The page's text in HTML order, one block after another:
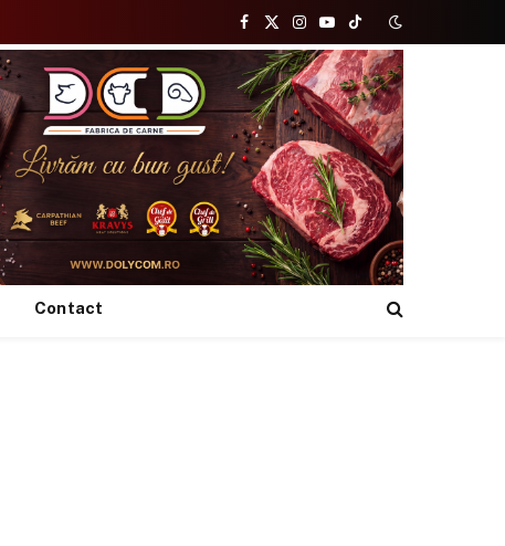
Facebook
X
(Twitter)
Instagram
YouTubeTikTok
Contact